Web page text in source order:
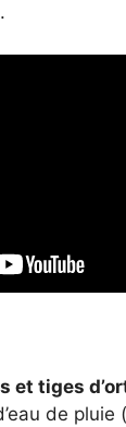
et tiges
de pluie